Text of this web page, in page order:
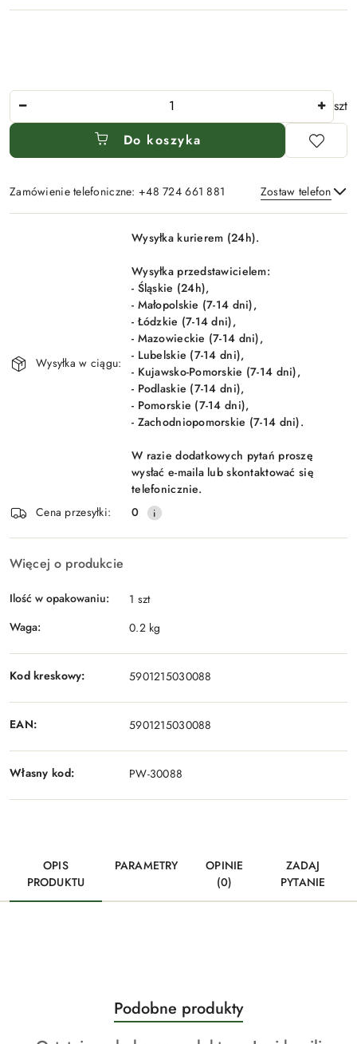
Ilość
szt
Do koszyka
Zamówienie telefoniczne: +48 724 661 881 Zostaw telefon
Wyślij
Dostępność
Wysyłka w ciągu:
Wysyłka kurierem (24h).
Wysyłka przedstawicielem:
- Śląskie (24h),
- Małopolskie (7-14 dni),
- Łódzkie (7-14 dni),
- Mazowieckie (7-14 dni),
- Lubelskie (7-14 dni),
- Kujawsko-Pomorskie (7-14 dni),
- Podlaskie (7-14 dni),
- Pomorskie (7-14 dni),
- Zachodniopomorskie (7-14 dni).
W razie dodatkowych pytań proszę
wysłać e-maila lub skontaktować się
telefonicznie.
Cena przesyłki:
0
Więcej o produkcie
Ilość w opakowaniu:
1 szt
Waga:
0.2 kg
Kod kreskowy: 5901215030088
EAN: 5901215030088
Własny kod: PW-30088
OPIS
PRODUKTU
PARAMETRY
OPINIE
(0)
ZADAJ
PYTANIE
Pomiń karuzelę produktów
Produkty
o
Podobne produkty